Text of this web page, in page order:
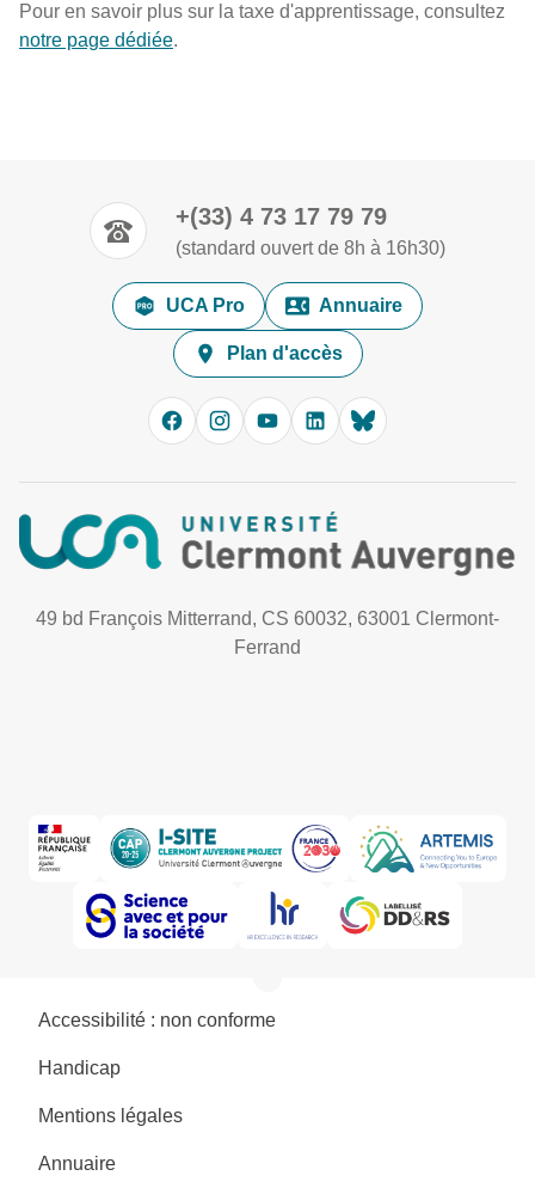
Pour en savoir plus sur la taxe d'apprentissage, consultez
notre page dédiée.
+(33) 4 73 17 79 79
(standard ouvert de 8h à 16h30)
UCA Pro Annuaire
Plan d'accès
49 bd François Mitterrand, CS 60032, 63001 Clermont-
Ferrand
Accessibilité : non conforme
Handicap
Mentions légales
Annuaire